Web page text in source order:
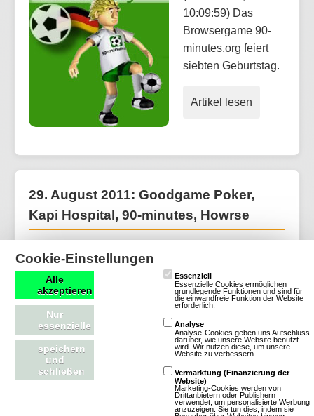
10:09:59) Das
Browsergame 90-
minutes.org feiert
siebten Geburtstag.
Artikel lesen
29. August 2011: Goodgame Poker,
Kapi Hospital, 90-minutes, Howrse
Themen des
heutigen Newsflash
beinhalten das
Redesign von
Goodgame Poker,
das
Forschungsarchiv
im Browsergame Kapi Hospital, die medzinische
Cookie-Einstellungen
Alle
akzeptieren
Nur
essenzielle
speichern
und
schließen
Essenziell
Essenzielle Cookies ermöglichen
grundlegende Funktionen und sind für
die einwandfreie Funktion der Website
erforderlich.
Analyse
Analyse-Cookies geben uns Aufschluss
darüber, wie unsere Website benutzt
wird. Wir nutzen diese, um unsere
Website zu verbessern.
Vermarktung (Finanzierung der
Website)
Marketing-Cookies werden von
Drittanbietern oder Publishern
verwendet, um personalisierte Werbung
anzuzeigen. Sie tun dies, indem sie